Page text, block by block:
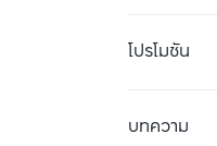
โปรโมชัน
บทความ